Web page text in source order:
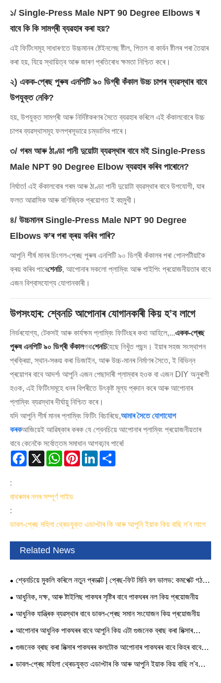
১/ Single-Press Male NPT 90 Degree Elbows ৰ
বাবে কি কি সামগ্ৰী ব্যৱহাৰ কৰা হয়?
এই ফিটিংসমূহ সাধাৰণতে উচ্চমানৰ ষ্টেইনলেছ ষ্টীল, পিতল বা কাৰ্বন ষ্টীলৰ পৰা তৈয়াৰ
কৰা হয়, যিয়ে স্থায়িত্ব আৰু জাৰণ প্ৰতিৰোধ ক্ষমতা নিশ্চিত কৰে।
২) একক-প্ৰেছ পুৰুষ এনপিটি ৯০ ডিগ্ৰী কঁকাল উচ্চ চাপৰ ব্যৱস্থাৰ বাবে
উপযুক্ত নেকি?
হয়, উপযুক্ত সামগ্ৰী আৰু নিৰ্দিষ্টকৰণৰ সৈতে ব্যৱহাৰ কৰিলে এই কঁকালবোৰে উচ্চ
চাপৰ ব্যৱস্থাসমূহ ফলপ্ৰসূভাৱে চম্ভালিব পাৰে।
৩/ গৰম আৰু ঠাণ্ডা পানী দুয়োটা ব্যৱস্থাৰ বাবে মই Single-Press
Male NPT 90 Degree Elbow ব্যৱহাৰ কৰিব পাৰোনে?
নিৰ্ঘাত! এই কঁকালবোৰ গৰম আৰু ঠাণ্ডা পানী দুয়োটা ব্যৱস্থাৰ বাবে উপযোগী, যাৰ
ফলত আৱাসিক আৰু বাণিজ্যিক প্ৰয়োগত ই বহুমুখী।
৪/ উচ্চমানৰ Single-Press Male NPT 90 Degree
Elbows ক’ৰ পৰা ক্ৰয় কৰিব পাৰি?
আপুনি শীৰ্ষ মানৰ চিংগল-প্ৰেছ পুৰুষ এনপিটি ৯০ ডিগ্ৰী কঁকালৰ পৰা পোনপটীয়াকৈ
ক্ৰয় কৰিব পাৰেশেনচি, আপোনাৰ সকলো প্লাম্বিং আৰু পাইপিং প্ৰয়োজনীয়তাৰ বাবে
এজন বিশ্বাসযোগ্য যোগানকাৰী।
উপসংহাৰ: শ্বেনচি আপোনাৰ যোগানকাৰী কিয় হ’ব লাগে
নিৰ্ভৰযোগ্য, টেকসই আৰু কাৰ্যক্ষম প্লাম্বিং ফিটিংছৰ কথা আহিলে,...একক-প্ৰেছ
পুৰুষ এনপিটি ৯০ ডিগ্ৰী কঁকালপৰাশেনচিহৈছে নিখুঁত পছন্দ। ইয়াৰ সহজ সংস্থাপন
প্ৰক্ৰিয়া, স্থান-সঞ্চয় কৰা ডিজাইন, আৰু উচ্চ-মানৰ নিৰ্মাণৰ সৈতে, ই বিভিন্ন
প্ৰয়োগৰ বাবে আদৰ্শ৷ আপুনি এজন পেছাদাৰী প্লাম্বাৰ হওক বা এজন DIY অনুৰাগী
হওক, এই ফিটিংসমূহে ধনৰ বিপৰীতে উৎকৃষ্ট মূল্য প্ৰদান কৰে আৰু আপোনাৰ
প্লাম্বিং ব্যৱস্থাৰ দীৰ্ঘায়ু নিশ্চিত কৰে।
যদি আপুনি শীৰ্ষ মানৰ প্লাম্বিং ফিটিং বিচাৰিছে,আমাৰ সৈতে যোগাযোগ
কৰকআজিয়েই আৱিষ্কাৰ কৰক যে শ্বেনচিয়ে আপোনাৰ প্লাম্বিং প্ৰয়োজনীয়তাৰ
বাবে কেনেকৈ সৰ্বোত্তম সমাধান আগবঢ়াব পাৰে!
Facebook
X WhatsAppPinterestLinkedIn
:
বাথৰুমৰ নলৰ সম্পূৰ্ণ গাইড
:
ডাবল-প্ৰেছ মহিলা থ্ৰেডযুক্ত এডাপ্টাৰ কি আৰু আপুনি ইয়াক কিয় বাছি ল'ব লাগে
Related News
শ্বেনচিয়ে মুকলি কৰিলে নতুন প্ৰডাক্ট | প্ৰেছ-ফিট মিনি বল ভালভ: কমপেক্ট গঠন,
যথেষ্ট সম্ভাৱনা
আধুনিক, দক্ষ, আৰু ষ্টাইলিছ পাকঘৰ সৃষ্টিৰ বাবে পাকঘৰৰ নল কিয় প্ৰয়োজনীয়
আধুনিক যান্ত্ৰিক ব্যৱস্থাৰ বাবে ডাবল-প্ৰেছ সমান সংযোজন কিয় প্ৰয়োজনীয়
আপোনাৰ আধুনিক পাকঘৰৰ বাবে আপুনি কিয় এটা গুজনেক ব্ৰাছ কৰা মিক্সাৰ
পাকঘৰৰ কল বাছি ল'ব লাগে
গুজনেক ব্ৰাছ কৰা মিক্সাৰ পাকঘৰৰ কলটোক আপোনাৰ পাকঘৰৰ বাবে কিহৰ বাবে
আৱশ্যকীয় কৰি তোলে
ডাবল-প্ৰেছ মহিলা থ্ৰেডযুক্ত এডাপ্টাৰ কি আৰু আপুনি ইয়াক কিয় বাছি ল'ব